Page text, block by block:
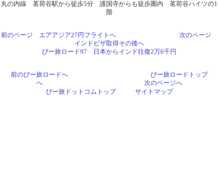
丸の内線 茗荷谷駅から徒歩5分 護国寺からも徒歩圏内 茗荷谷ハイツの1
階
前のページ エアアジア27円フライトへ
次のページ
インドビザ取得その後へ
びー旅ロード97 日本からインド往復2万6千円
前のびー旅ロードへ
びー旅ロードトップ
へ
次のページへ
びー旅ドットコムトップ サイトマップ